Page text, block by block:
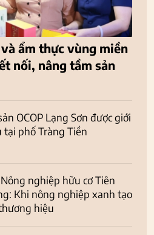
ẩm thực vùng miền
nối, nâng tầm sản
OCOP Lạng Sơn được giới
tại phố Tràng Tiền
nghiệp hữu cơ Tiên
Khi nông nghiệp xanh tạo
hiệu